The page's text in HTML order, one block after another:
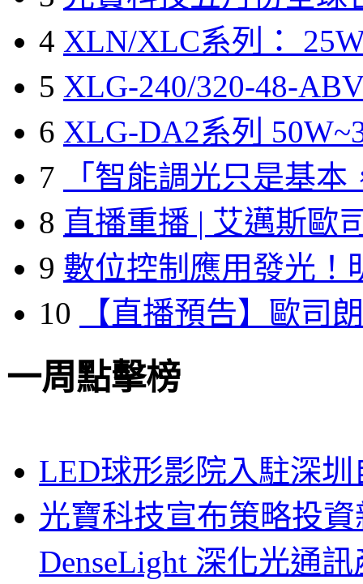
4 XLN/XLC系列：
5 XLG-240/320-48-
6 XLG-DA2系列
7
「智能調光只是基本
8 直播重播 | 艾邁斯歐
9 數位控制應用發光！
10
【直播預告】歐司
一周點擊榜
LED球形影院入駐深
光寶科技宣布策略投
DenseLight 深化光通